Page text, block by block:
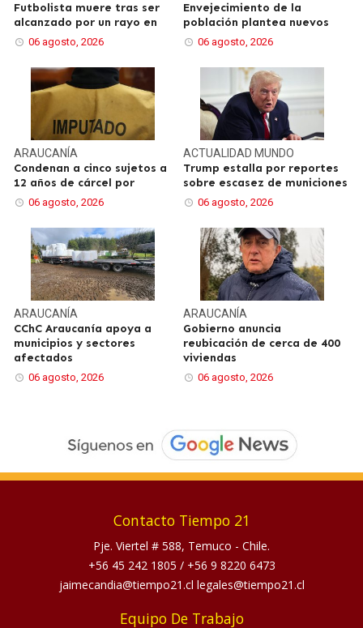
Futbolista muere tras ser
alcanzado por un rayo en
06 agosto, 2026
Envejecimiento de la
población plantea nuevos
06 agosto, 2026
ARAUCANÍA
Condenan a cinco sujetos a
12 años de cárcel por
06 agosto, 2026
ACTUALIDAD MUNDO
Trump estalla por reportes
sobre escasez de municiones
06 agosto, 2026
ARAUCANÍA
CChC Araucanía apoya a
municipios y sectores
afectados
06 agosto, 2026
ARAUCANÍA
Gobierno anuncia
reubicación de cerca de 400
viviendas
06 agosto, 2026
Contacto Tiempo 21
Pje. Viertel # 588, Temuco - Chile.
+56 45 242 1805 / +56 9 8220 6473
jaimecandia@tiempo21.cl legales@tiempo21.cl
Equipo De Trabajo